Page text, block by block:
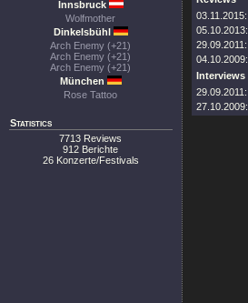
Innsbruck
Wolfmother
Dinkelsbühl
Arch Enemy (+21)
Arch Enemy (+21)
Arch Enemy (+21)
München
Rose Tattoo
Statistics
7713 Reviews
912 Berichte
26 Konzerte/Festivals
03.11.2015:
05.10.2013:
29.09.2011:
04.10.2009:
Interviews
29.09.2011:
27.10.2009: